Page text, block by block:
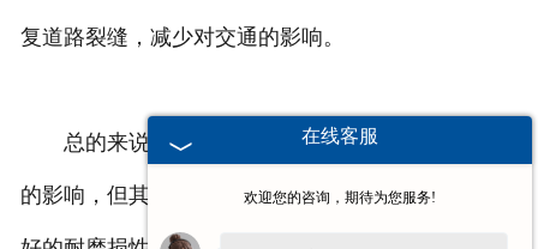
复道路裂缝，减少对交通的影响。
总的来说，抗裂贴的使用寿命虽然受到多种因素
的影响，但其在正常情况下具有较长的使用寿命和良
在线客服
欢迎您的咨询，期待为您服务!